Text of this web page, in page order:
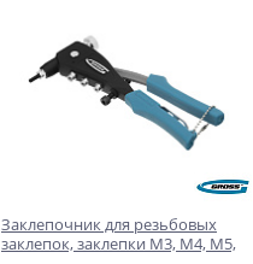
Заклепочник для резьбовых
заклепок, заклепки М3, М4, М5,